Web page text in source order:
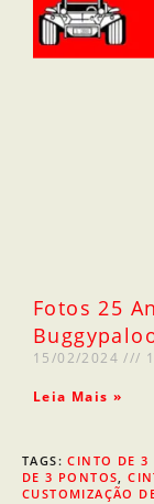
Fotos 25
15/02/2024
Leia Mais »
TAGS:CINTO DE 3
DE 3 PONTOS,
CUSTOMIZAÇÃO